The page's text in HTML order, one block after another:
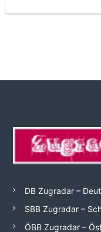
DB Zugradar –
SBB Zugradar –
ÖBB Zugradar –